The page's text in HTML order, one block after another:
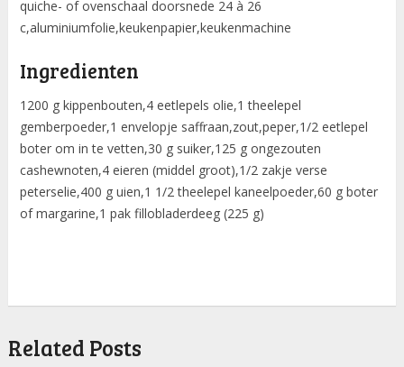
quiche- of ovenschaal doorsnede 24 à 26
c,aluminiumfolie,keukenpapier,keukenmachine
Ingredienten
1200 g kippenbouten,4 eetlepels olie,1 theelepel
gemberpoeder,1 envelopje saffraan,zout,peper,1/2 eetlepel
boter om in te vetten,30 g suiker,125 g ongezouten
cashewnoten,4 eieren (middel groot),1/2 zakje verse
peterselie,400 g uien,1 1/2 theelepel kaneelpoeder,60 g boter
of margarine,1 pak fillobladerdeeg (225 g)
Related Posts